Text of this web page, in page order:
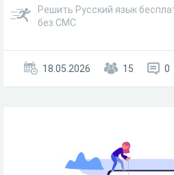
Решить Русский язык
без СМС
18.05.2026 15 0